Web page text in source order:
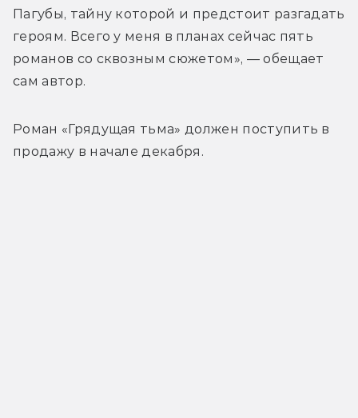
Пагубы, тайну которой и предстоит разгадать
героям. Всего у меня в планах сейчас пять
романов со сквозным сюжетом», — обещает
сам автор.
Роман «Грядущая тьма» должен поступить в
продажу в начале декабря.